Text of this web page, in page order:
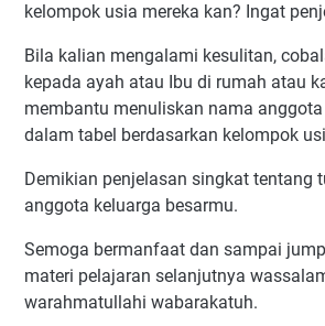
kelompok usia mereka kan? Ingat
Bila kalian mengalami kesulitan,
kepada ayah atau Ibu di rumah atau
membantu menuliskan nama
dalam tabel berdasarkan kelompok
Demikian penjelasan singkat tentang
anggota keluarga besarmu.
Semoga bermanfaat dan sampai
materi pelajaran selanjutnya
warahmatullahi wabarakatuh.